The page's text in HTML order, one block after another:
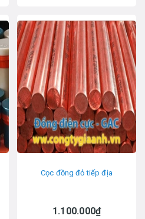
Cọc đồng đỏ tiếp địa
1.100.000₫